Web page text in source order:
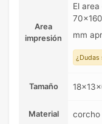
Area
impresión
El
mm
¿Dudas
Tamaño
Material corcho